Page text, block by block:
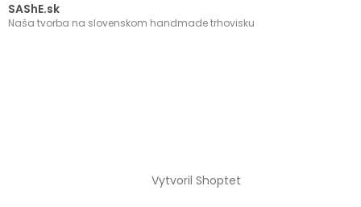
SAShE.sk
Naša tvorba na slovenskom handmade trhovisku
Vytvoril Shoptet